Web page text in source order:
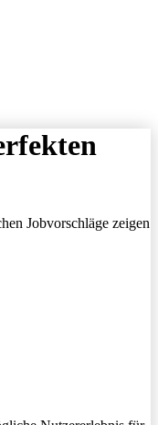
Jobvorschläge zeigen